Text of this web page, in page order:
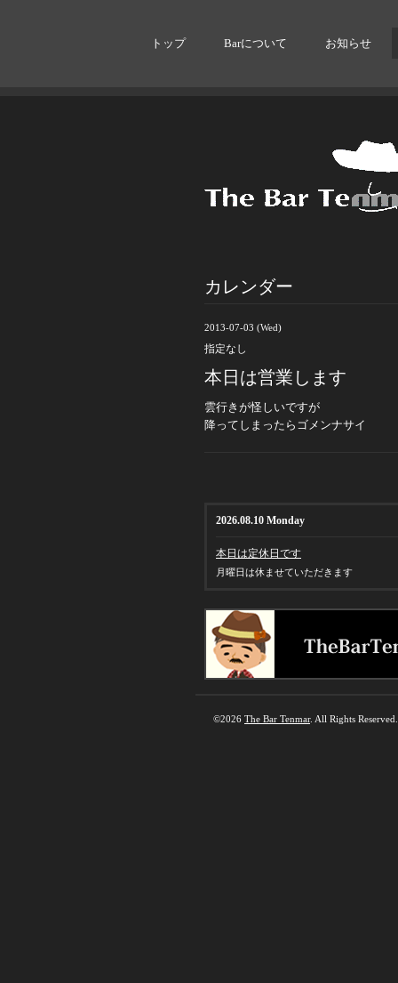
トップ Barについて お知らせ
カレンダー
2013-07-03 (Wed)
指定なし
本日は営業します
雲行きが怪しいですが
降ってしまったらゴメンナサイ
2026.08.10 Monday
本日は定休日です
月曜日は休ませていただきます
©2026 The Bar Tenmar. All Rights Reserved.